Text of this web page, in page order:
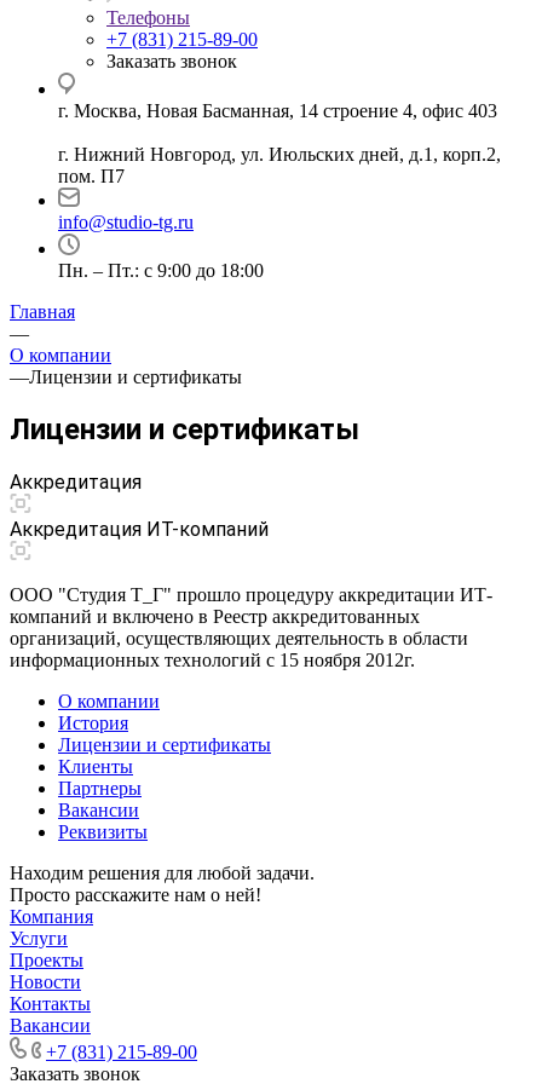
Телефоны
+7 (831) 215-89-00
Заказать звонок
г. Москва, Новая Басманная, 14 строение 4, офис 403
г. Нижний Новгород, ул. Июльских дней, д.1, корп.2,
пом. П7
info@studio-tg.ru
Пн. – Пт.: с 9:00 до 18:00
Главная
—
О компании
—Лицензии и сертификаты
Лицензии и сертификаты
Аккредитация
Аккредитация ИТ-компаний
ООО "Студия Т_Г" прошло процедуру аккредитации ИТ-
компаний и включено в Реестр аккредитованных
организаций, осуществляющих деятельность в области
информационных технологий с 15 ноября 2012г.
О компании
История
Лицензии и сертификаты
Клиенты
Партнеры
Вакансии
Реквизиты
Находим решения для любой задачи.
Просто расскажите нам о ней!
Компания
Услуги
Проекты
Новости
Контакты
Вакансии
+7 (831) 215-89-00
Заказать звонок